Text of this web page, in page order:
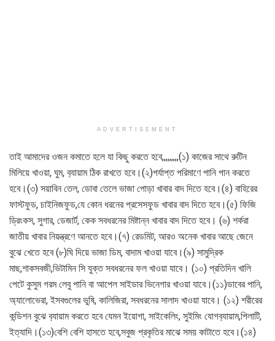
ADVERTISEMENT
তাই আমাদের ওজন কমাতে হলে যা কিছু করতে হবে,,,,,,,,,(১) কাজের সাথে রুটিন
মিলিয়ে খাওয়া, ঘুম, ব্যায়াম ঠিক রাখতে হবে।(২)পর্যাপ্ত পরিমাণে পানি পান করতে
হবে।(৩) সয়াবিন তেল, ডোবা তেলে ভাজা পোড়া খাবার বাদ দিতে হবে।(৪) বাহিরের
ফাস্টফুড, চাইনিজফুড,যে কোন ধরনের প্রসেসফুড খাবার বাদ দিতে হবে।(৫) ফিজি
ড্রিংকস, সুগার, ডেজার্ট, কেক সবধরনের মিষ্টান্ন খাবার বাদ দিতে হবে। (৬) শর্করা
জাতীয় খাবার নিয়ন্ত্রণে আনতে হবে।(৭) রেডমিট, আরও অনেক খাবার আছে জেনে
বুঝে খেতে হবে (৮)ঘি দিয়ে ভাজা ডিম, বাদাম খাওয়া যাবে।(৯) সামুদ্রিক
মাছ,শাকসবজী,ভিটামিন সি যুক্ত সবধরনের ফল খাওয়া যাবে। (১০) প্রতিদিন খালি
পেটে কুসুম গরম লেবু পানি বা আপেল সাইডার ভিনেগার খাওয়া যাবে।(১১)ডাবের পানি,
অ্যালোভেরা, ইসবগুলের ভুষি, কালিজিরা, সবধরনের সালাদ খাওয়া যাবে। (১২) শরীরের
কন্ডিশন বুঝে ব্যায়াম করতে হবে যেমন ইয়োগা, সাইকেলিং, সুইমিং যোগব্যায়াম,পিলাটি,
ইত্যাদি।(১৩)বেশি বেশি হাসতে হবে,সবুজ প্রকৃতির মাঝে সময় কাটাতে হবে।(১৪)